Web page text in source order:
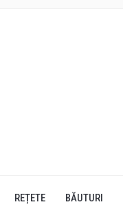
REȚETE BĂUTURI